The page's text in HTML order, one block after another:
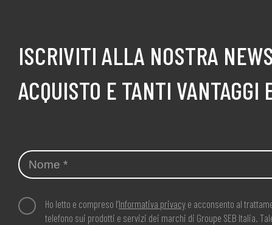
ISCRIVITI ALLA NOSTRA
ACQUISTO E TANTI
Ho letto e compreso l’Informativa privacy e acconsento al
telefono sui prodotti e servizi dei marchi di Groupe SEB Italia.